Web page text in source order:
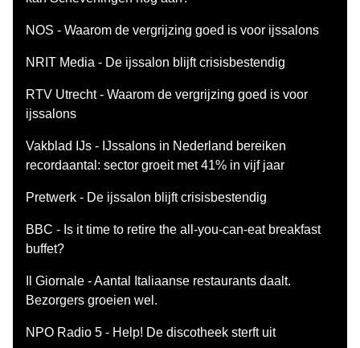
NOS - Waarom de vergrijzing goed is voor ijssalons
NRIT Media - De ijssalon blijft crisisbestendig
RTV Utrecht - Waarom de vergrijzing goed is voor
ijssalons
Vakblad IJs - IJssalons in Nederland bereiken
recordaantal: sector groeit met 41% in vijf jaar
Pretwerk - De ijssalon blijft crisisbestendig
BBC - Is it time to retire the all-you-can-eat breakfast
buffet?
Il Giornale - Aantal Italiaanse restaurants daalt.
Bezorgers groeien wel.
NPO Radio 5 - Help! De discotheek sterft uit